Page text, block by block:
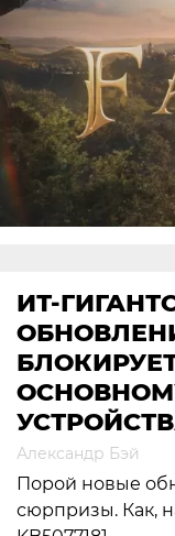
ИТ-
Александр Бэй
Порой новые
сюрпризы. Как,